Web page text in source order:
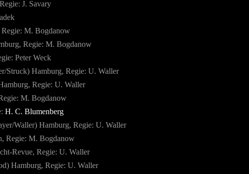
J. Savary
Regie: M. Bogdanow
Regie: M. Bogdanow
Peter Weck
Struck) Hamburg, Regie: U. Waller
Regie: U. Waller
M. Bogdanow
H. C. Blumenberg
Waller) Hamburg, Regie: U. Waller
Regie: M. Bogdanow
Revue, Regie: U. Waller
Hamburg, Regie: U. Waller